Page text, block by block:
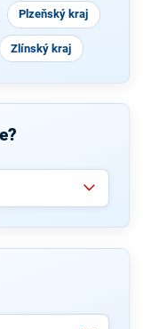
Plzeňský kraj
Zlínský kraj